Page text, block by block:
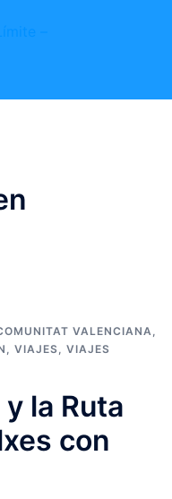
VALENCIANA
VIAJES
VIAJES
la Ruta
con